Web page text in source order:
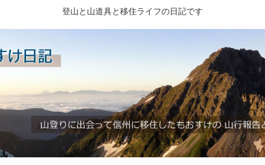
登山と山道具と移住ライフの日記です